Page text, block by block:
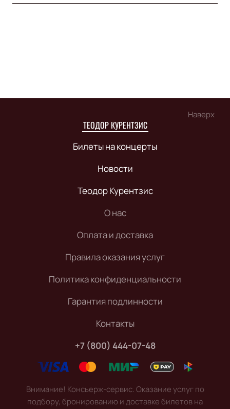
Наверх
ТЕОДОР КУРЕНТЗИС
Билеты на концерты
Новости
Теодор Курентзис
О нас
Оплата и доставка
Правила оказания услуг
Политика конфиденциальности
Гарантия подлинности
Контакты
+7 (800) 444-07-48
Внимание! Консьерж-сервис. Оказание услуг по
подбору, бронированию и доставке билетов на